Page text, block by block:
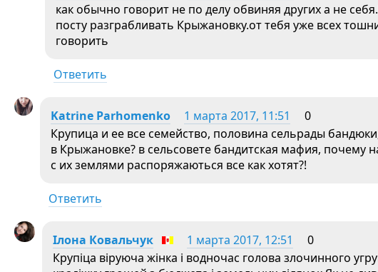
как обычно говорит не по делу обвиняя других а не
посту разграбливать Крыжановку.от тебя уже всех
говорить
Ответить
Katrine Parhomenko 1 марта 2017, 11:51
0
Крупица и ее все семейство, половина сельрады
в Крыжановке? в сельсовете бандитская мафия, почему
с их землями распоряжаються все как хотят?!
Ответить
Ілона Ковальчук 1 марта 2017, 12:51
0
Крупіца віруюча жінка і водночас голова злочинного